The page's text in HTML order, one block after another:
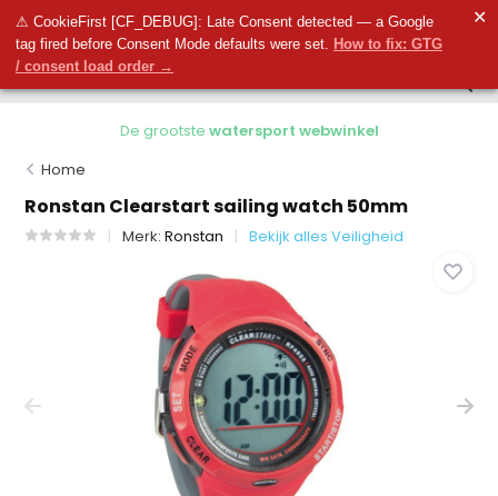
⚠ CookieFirst [CF_DEBUG]: Late Consent detected — a Google
tag fired before Consent Mode defaults were set. How to fix: GTG
/ consent load order →
✕
0 0
De grootstewatersport webwinkel
Home
Ronstan Clearstart sailing watch 50mm
Merk:Ronstan Bekijk alles Veiligheid